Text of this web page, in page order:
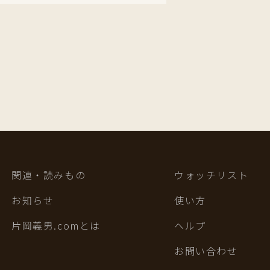
関連・読みもの
お知らせ
片岡義男.comとは
ウォッチリスト
使い方
ヘルプ
お問い合わせ